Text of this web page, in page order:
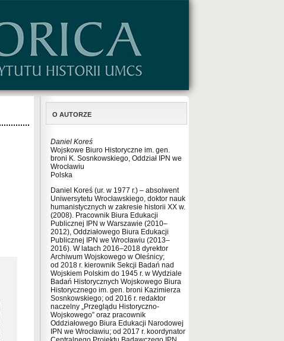
O AUTORZE
Daniel Koreś
Wojskowe Biuro Historyczne im. gen.
broni K. Sosnkowskiego, Oddział IPN we
Wrocławiu
Polska
Daniel Koreś (ur. w 1977 r.) – absolwent
Uniwersytetu Wrocławskiego, doktor nauk
humanistycznych w zakresie historii XX w.
(2008). Pracownik Biura Edukacji
Publicznej IPN w Warszawie (2010–
2012), Oddziałowego Biura Edukacji
Publicznej IPN we Wrocławiu (2013–
2016). W latach 2016–2018 dyrektor
Archiwum Wojskowego w Oleśnicy;
od 2018 r. kierownik Sekcji Badań nad
Wojskiem Polskim do 1945 r. w Wydziale
Badań Historycznych Wojskowego Biura
Historycznego im. gen. broni Kazimierza
Sosnkowskiego; od 2016 r. redaktor
naczelny „Przeglądu Historyczno-
Wojskowego” oraz pracownik
Oddziałowego Biura Edukacji Narodowej
IPN we Wrocławiu; od 2017 r. koordynator